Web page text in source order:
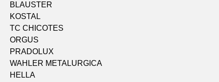
BLAUSTER
KOSTAL
TC CHICOTES
ORGUS
PRADOLUX
WAHLER METALURGICA
HELLA